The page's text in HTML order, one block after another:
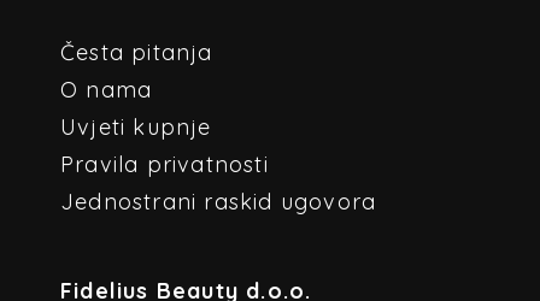
Česta pitanja
O nama
Uvjeti kupnje
Pravila privatnosti
Jednostrani raskid ugovora
Fidelius Beauty d.o.o.